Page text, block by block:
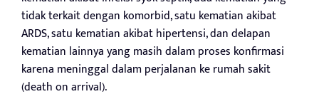
tidak terkait dengan komorbid, satu kematian akibat
ARDS, satu kematian akibat hipertensi, dan delapan
kematian lainnya yang masih dalam proses konfirmasi
karena meninggal dalam perjalanan ke rumah sakit
(death on arrival).